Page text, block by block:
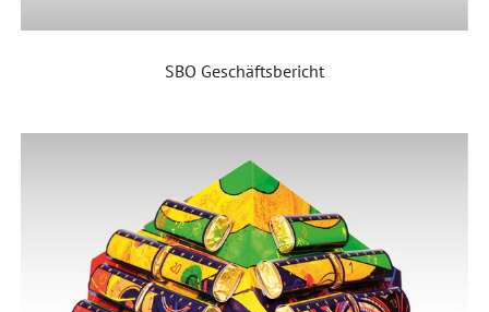
SBO Geschäftsbericht